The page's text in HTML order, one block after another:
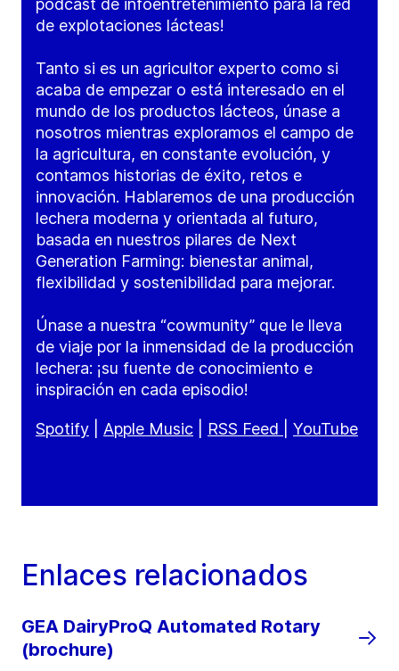
podcast de infoentretenimiento para la red
de explotaciones lácteas!
Tanto si es un agricultor experto como si
acaba de empezar o está interesado en el
mundo de los productos lácteos, únase a
nosotros mientras exploramos el campo de
la agricultura, en constante evolución, y
contamos historias de éxito, retos e
innovación. Hablaremos de una producción
lechera moderna y orientada al futuro,
basada en nuestros pilares de Next
Generation Farming: bienestar animal,
flexibilidad y sostenibilidad para mejorar.
Únase a nuestra “cowmunity” que le lleva
de viaje por la inmensidad de la producción
lechera: ¡su fuente de conocimiento e
inspiración en cada episodio!
Spotify Apple Music RSS Feed YouTube
Enlaces relacionados
GEA DairyProQ Automated Rotary
(brochure)